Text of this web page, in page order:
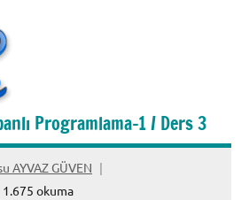
Programlama-1 / Ders 3
AYVAZ GÜVEN
1.675 okuma